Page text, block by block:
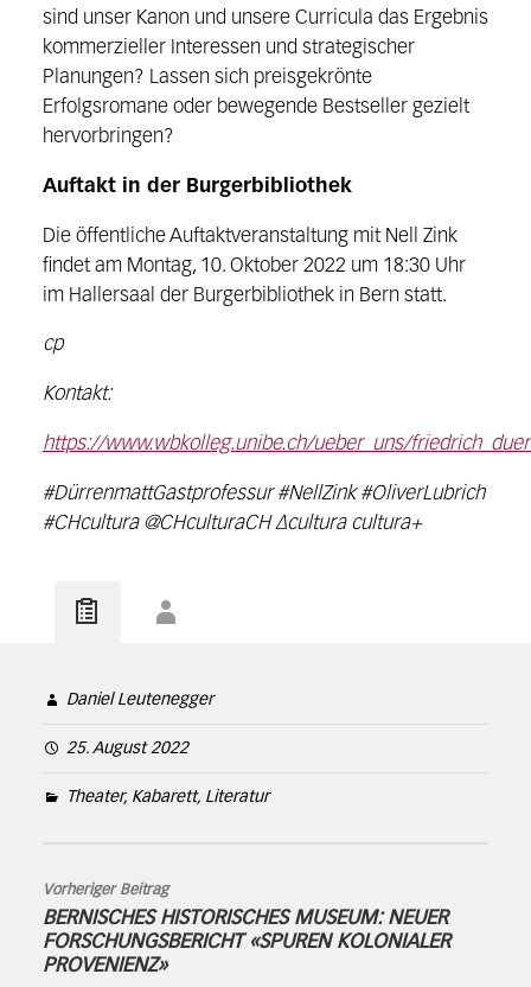
sind unser Kanon und unsere Curricula das Ergebnis
kommerzieller Interessen und strategischer
Planungen? Lassen sich preis­gekrönte
Erfolgsromane oder bewegende Bestseller gezielt
hervorbringen?
Auftakt in der Burgerbibliothek
Die öffentliche Auftaktveranstaltung mit Nell Zink
findet am Montag, 10. Oktober 2022 um 18:30 Uhr
im Hallersaal der Burgerbibliothek in Bern statt.
cp
Kontakt:
https://www.wbkolleg.unibe.ch/ueber_uns/
#DürrenmattGastprofessur #NellZink #OliverLubrich
#CHcultura @CHculturaCH ∆cultura cultura+
Daniel Leutenegger
25. August 2022
Theater, Kabarett, Literatur
Vorheriger Beitrag
BERNISCHES HISTORISCHES MUSEUM: NEUER
FORSCHUNGSBERICHT «SPUREN KOLONIALER
PROVENIENZ»